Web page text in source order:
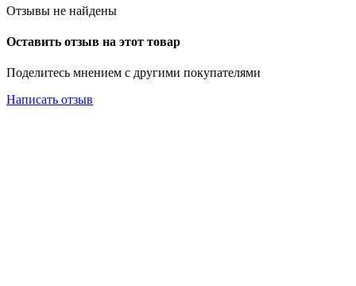
Отзывы не найдены
Оставить отзыв на этот товар
Поделитесь мнением с другими покупателями
Написать отзыв